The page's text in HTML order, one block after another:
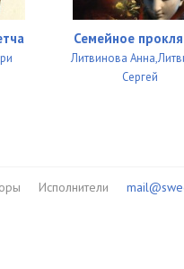
Семейное
Литвинова
Сергей
Исполнители